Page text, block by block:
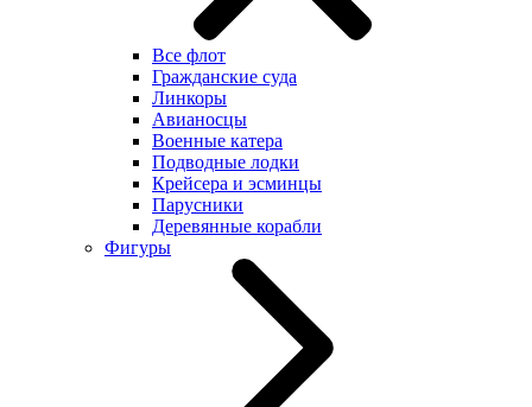
Все флот
Гражданские суда
Линкоры
Авианосцы
Военные катера
Подводные лодки
Крейсера и эсминцы
Парусники
Деревянные корабли
Фигуры